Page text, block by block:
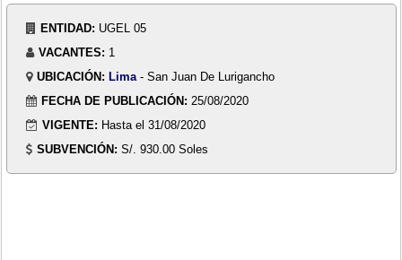
ENTIDAD: UGEL 05
VACANTES: 1
UBICACIÓN: Lima - San Juan De Lurigancho
FECHA DE PUBLICACIÓN: 25/08/2020
VIGENTE: Hasta el 31/08/2020
SUBVENCIÓN: S/. 930.00 Soles